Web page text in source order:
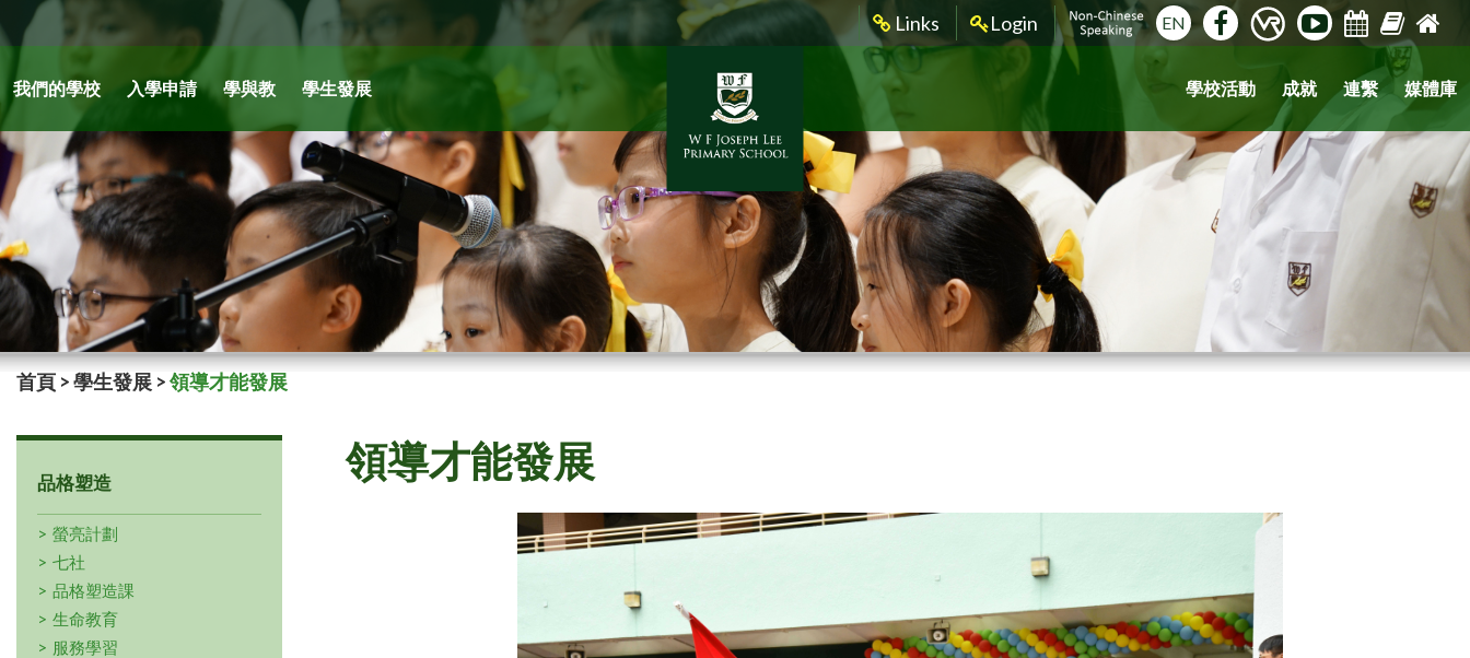
Links Login EN
我們的學校 入學申請 學與教 學生發展 學校活動 成就 連繫 媒體庫
首頁 >學生發展 >領導才能發展
品格塑造
螢亮計劃
七社
品格塑造課
生命教育
服務學習
領導才能發展